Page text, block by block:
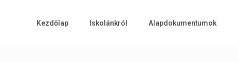
Kezdőlap Iskolánkról Alapdokumentumok